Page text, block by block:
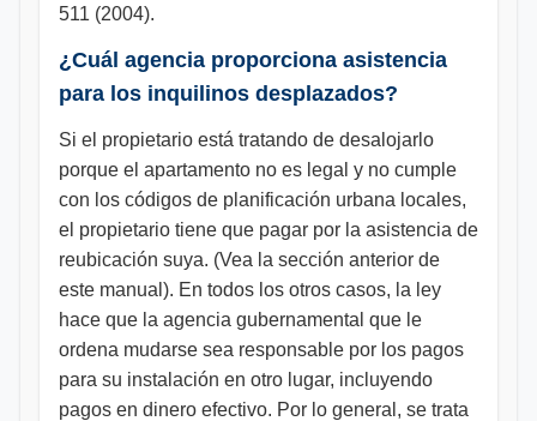
511 (2004).
¿Cuál agencia proporciona asistencia
para los inquilinos desplazados?
Si el propietario está tratando de desalojarlo
porque el apartamento no es legal y no cumple
con los códigos de planificación urbana locales,
el propietario tiene que pagar por la asistencia de
reubicación suya. (Vea la sección anterior de
este manual). En todos los otros casos, la ley
hace que la agencia gubernamental que le
ordena mudarse sea responsable por los pagos
para su instalación en otro lugar, incluyendo
pagos en dinero efectivo. Por lo general, se trata